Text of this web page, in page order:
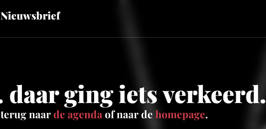
Nieuwsbrief
daar ging iets verkeerd.
terug naarde agenda of naar de homepage.